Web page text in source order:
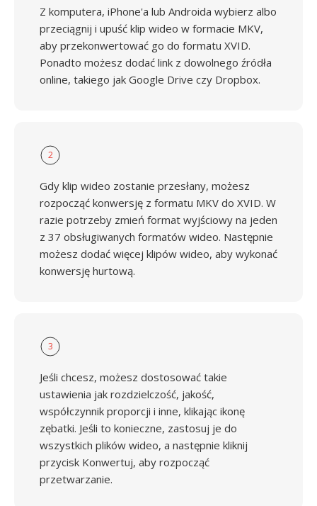
Z komputera, iPhone'a lub Androida wybierz albo
przeciągnij i upuść klip wideo w formacie MKV,
aby przekonwertować go do formatu XVID.
Ponadto możesz dodać link z dowolnego źródła
online, takiego jak Google Drive czy Dropbox.
2
Gdy klip wideo zostanie przesłany, możesz
rozpocząć konwersję z formatu MKV do XVID. W
razie potrzeby zmień format wyjściowy na jeden
z 37 obsługiwanych formatów wideo. Następnie
możesz dodać więcej klipów wideo, aby wykonać
konwersję hurtową.
3
Jeśli chcesz, możesz dostosować takie
ustawienia jak rozdzielczość, jakość,
współczynnik proporcji i inne, klikając ikonę
zębatki. Jeśli to konieczne, zastosuj je do
wszystkich plików wideo, a następnie kliknij
przycisk Konwertuj, aby rozpocząć
przetwarzanie.